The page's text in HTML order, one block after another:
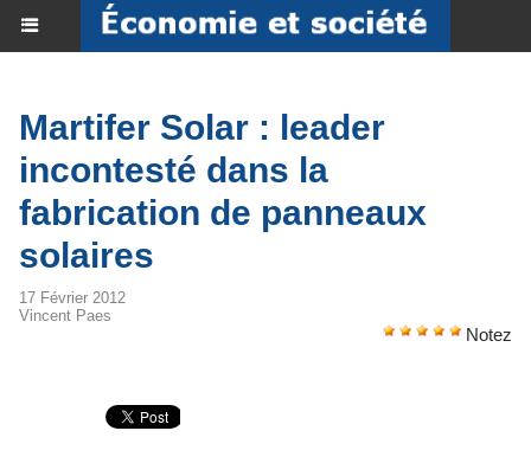
Martifer Solar : leader
incontesté dans la
fabrication de panneaux
solaires
17 Février 2012
Vincent Paes
Notez